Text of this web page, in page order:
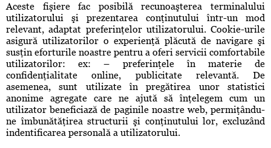
Aceste fişiere fac posibilă recunoaşterea terminalului
utilizatorului şi prezentarea conţinutului într-un mod
relevant, adaptat preferinţelor utilizatorului. Cookie-urile
asigură utilizatorilor o experienţă plăcută de navigare şi
susţin eforturile noastre pentru a oferi servicii comfortabile
utilizatorilor: ex: – preferinţele în materie de
confidenţialitate online, publicitate relevantă. De
asemenea, sunt utilizate în pregătirea unor statistici
anonime agregate care ne ajută să înţelegem cum un
utilizator beneficiază de paginile noastre web, permiţându-
ne îmbunătăţirea structurii şi conţinutului lor, excluzând
indentificarea personală a utilizatorului.